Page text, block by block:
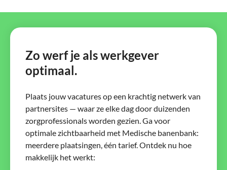
Zo werf je als werkgever
optimaal.
Plaats jouw vacatures op een krachtig netwerk van
partnersites — waar ze elke dag door duizenden
zorgprofessionals worden gezien. Ga voor
optimale zichtbaarheid met Medische banenbank:
meerdere plaatsingen, één tarief. Ontdek nu hoe
makkelijk het werkt: